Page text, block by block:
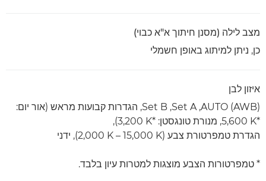
מצב לילה (מסנן חיתוך א"א כבוי)
כן, ניתן למיתוג באופן חשמלי
איזון לבן
AUTO (AWB)‏, Set A‏, Set B, הגדרות קבועות מראש (אור יום:
‎5,600 K*‎, מנורת טונגסטן: ‎3,200 K*‎),
הגדרת טמפרטורת צבע (‎2,000 K – 15,000 K), ידני
* טמפרטורות הצבע מוצגות למטרות עיון בלבד.